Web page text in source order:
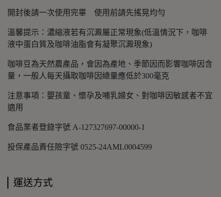
開封後請一次使用完畢 使用前請先搖晃均勻
溫馨提示：濃縮液若有沉澱屬正常現象(低溫情況下，咖啡
液中蛋白質及咖啡油脂會有凝聚沉澱現象)
咖啡豆為天然農產品，會因為產地、季節因而影響咖啡因含
量，一般人每天攝取咖啡因總量應低於300毫克
注意事項：嬰孩童、懷孕及哺乳婦女、對咖啡因敏感者不宜
適用
食品業者登錄字號 A-127327697-00000-1
投保產品責任險字號 0525-24AML0004599
運送方式